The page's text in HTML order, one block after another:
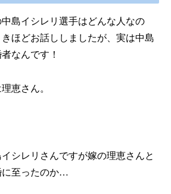
島イシレリ選手はどんな人なの
ほどお話ししましたが、実は中島
なんです！
恵さん。
シレリさんですが嫁の理恵さんと
に至ったのか…